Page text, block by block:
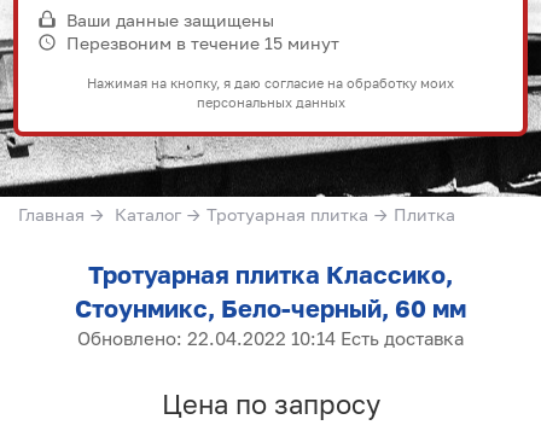
Ваши данные защищены
Перезвоним в течение 15 минут
Нажимая на кнопку, я даю согласие на обработку моих
персональных данных
Главная → Каталог → Тротуарная плитка → Плитка
Тротуарная плитка Классико,
Стоунмикс, Бело-черный, 60 мм
Обновлено: 22.04.2022 10:14 Есть доставка
Цена по запросу